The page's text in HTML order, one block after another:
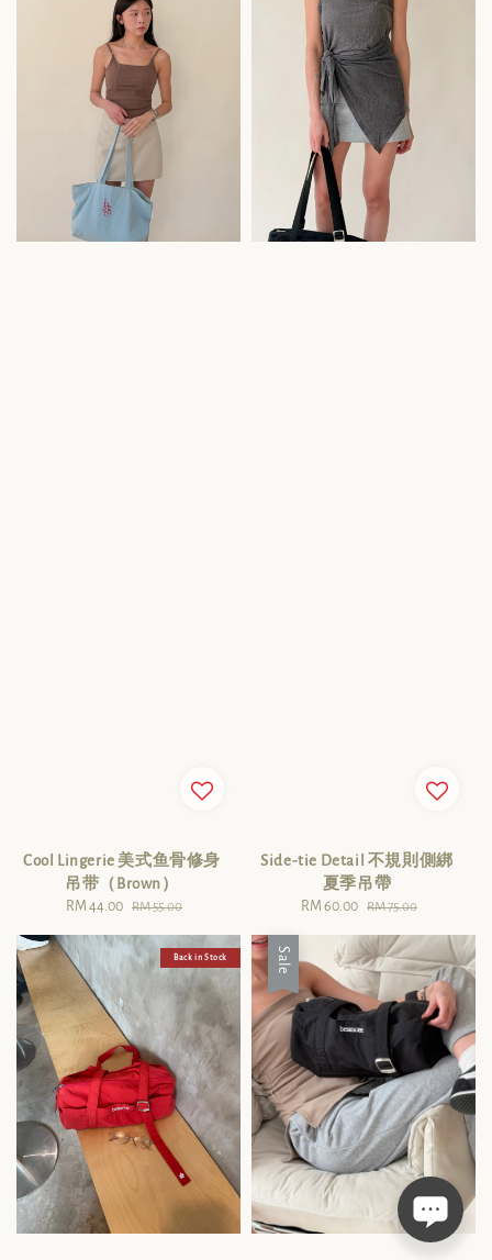
Cool Lingerie 美式鱼骨修身
吊带（Brown）
Sale
RM 44.00 Regular
RM 55.00
Side-tie Detail 不規則側綁
夏季吊帶
Sale
RM 60.00 Regular
RM 75.00
Back in Stock Sale